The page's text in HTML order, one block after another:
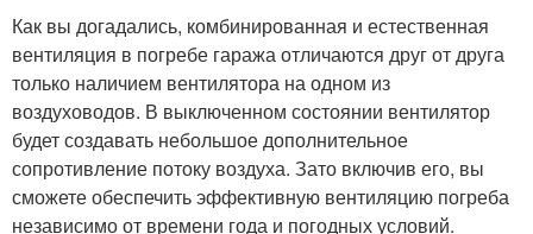
Как вы догадались, комбинированная и естественная
вентиляция в погребе гаража отличаются друг от друга
только наличием вентилятора на одном из
воздуховодов. В выключенном состоянии вентилятор
будет создавать небольшое дополнительное
сопротивление потоку воздуха. Зато включив его, вы
сможете обеспечить эффективную вентиляцию погреба
независимо от времени года и погодных условий.